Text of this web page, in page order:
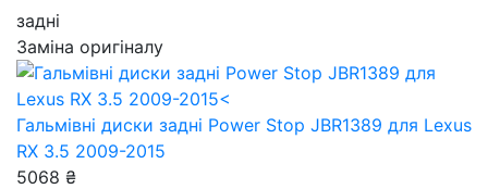
задні
Заміна оригіналу
Гальмівні диски задні Power Stop JBR1389 для Lexus
RX 3.5 2009-2015
5068 ₴